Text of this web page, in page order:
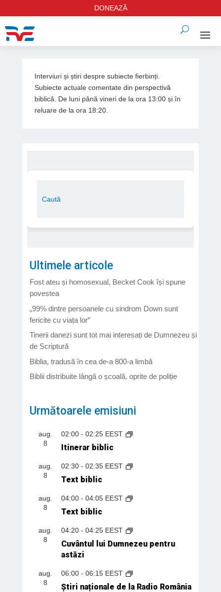
DONEAZĂ
Interviuri și știri despre subiecte fierbinți.
Subiecte actuale comentate din perspectivă
biblică. De luni până vineri de la ora 13:00 și în
reluare de la ora 18:20.
Ultimele articole
Fost ateu și homosexual, Becket Cook își spune
povestea
„99% dintre persoanele cu sindrom Down sunt
fericite cu viața lor”
Tinerii danezi sunt tot mai interesați de Dumnezeu și
de Scriptură
Biblia, tradusă în cea de-a 800-a limbă
Biblii distribuite lângă o școală, oprite de poliție
Următoarele emisiuni
aug.
8
02:00- 02:25 EEST
Itinerar biblic
aug.
8
02:30- 02:35 EEST
Text biblic
aug.
8
04:00- 04:05 EEST
Text biblic
aug.
8
04:20- 04:25 EEST
Cuvântul lui Dumnezeu pentru
astăzi
aug.
8
06:00- 06:15 EEST
Știri naționale de la Radio România